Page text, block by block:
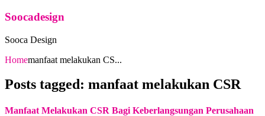
Soocadesign
Sooca Design
Homemanfaat melakukan CS...
Posts tagged: manfaat melakukan CSR
Manfaat Melakukan CSR Bagi Keberlangsungan Perusahaan